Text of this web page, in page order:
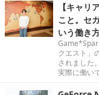
【キャリ
こと。セ
いう働き
クエスト」
されました
実際に働い